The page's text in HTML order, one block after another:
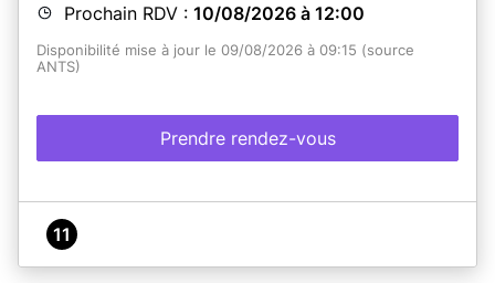
Prochain RDV : 10/08/2026 à 12:00
Disponibilité mise à jour le 09/08/2026 à 09:15 (source
ANTS)
Prendre rendez-vous
11